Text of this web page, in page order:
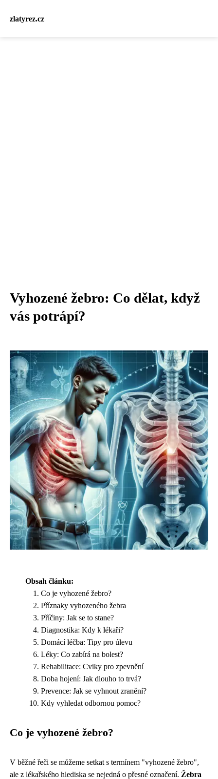
zlatyrez.cz
Vyhozené žebro: Co dělat, když
vás potrápí?
Obsah článku:
Co je vyhozené žebro?
Příznaky vyhozeného žebra
Příčiny: Jak se to stane?
Diagnostika: Kdy k lékaři?
Domácí léčba: Tipy pro úlevu
Léky: Co zabírá na bolest?
Rehabilitace: Cviky pro zpevnění
Doba hojení: Jak dlouho to trvá?
Prevence: Jak se vyhnout zranění?
Kdy vyhledat odbornou pomoc?
Co je vyhozené žebro?
V běžné řeči se můžeme setkat s termínem "vyhozené žebro",
ale z lékařského hlediska se nejedná o přesné označení. Žebra